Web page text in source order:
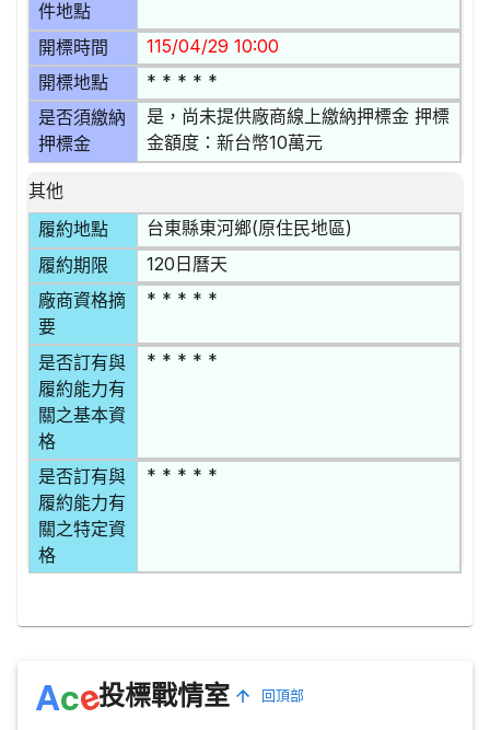
件地點
開標時間 115/04/29 10:00
開標地點 * * * * *
是否須繳納
押標金
是，尚未提供廠商線上繳納押標金 押標
金額度：新台幣10萬元
其他
履約地點
台東縣東河鄉(原住民地區)
履約期限 120日曆天
廠商資格摘
要
* * * * *
是否訂有與
履約能力有
關之基本資
格
* * * * *
是否訂有與
履約能力有
關之特定資
格
* * * * *
Ace投標戰情室 回頂部